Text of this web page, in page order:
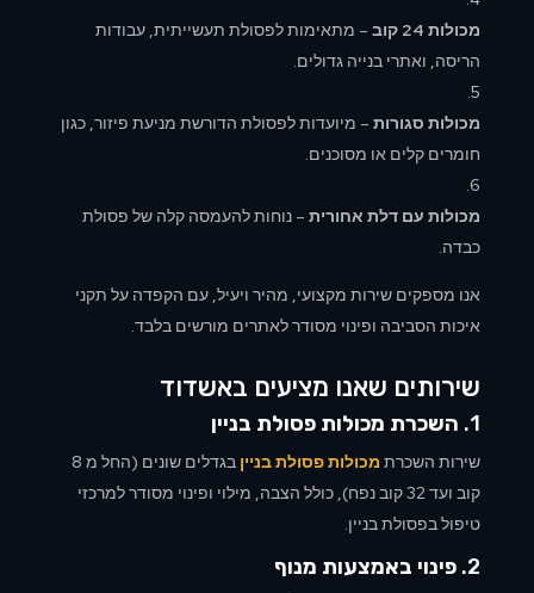
מכולות 24 קוב
– מתאימות לפסולת תעשייתית, עבודות
הריסה, ואתרי בנייה גדולים.
מכולות סגורות– מיועדות לפסולת הדורשת מניעת פיזור, כגון
חומרים קלים או מסוכנים.
מכולות עם דלת אחורית– נוחות להעמסה קלה של פסולת
כבדה.
אנו מספקים שירות מקצועי, מהיר ויעיל, עם הקפדה על תקני
איכות הסביבה ופינוי מסודר לאתרים מורשים בלבד.
שירותים שאנו מציעים באשדוד
1. השכרת מכולות פסולת בניין
שירות השכרת מכולות פסולת בניין
בגדלים שונים (החל מ 8
קוב ועד 32 קוב נפח), כולל הצבה, מילוי ופינוי מסודר למרכזי
טיפול בפסולת בניין.
2. פינוי באמצעות מנוף